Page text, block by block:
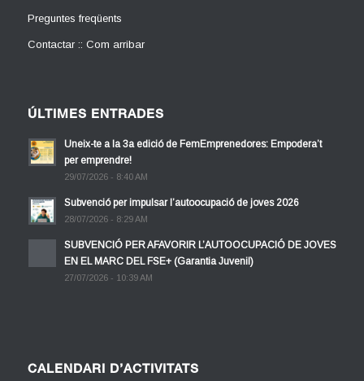
Preguntes freqüents
Contactar :: Com arribar
ÚLTIMES ENTRADES
Uneix-te a la 3a edició de FemEmprenedores: Empodera’t
per emprendre!
29/07/2026 - 8:40 AM
Subvenció per impulsar l’autoocupació de joves 2026
28/07/2026 - 8:29 AM
SUBVENCIÓ PER AFAVORIR L’AUTOOCUPACIÓ DE JOVES
EN EL MARC DEL FSE+ (Garantia Juvenil)
27/07/2026 - 10:39 AM
CALENDARI D’ACTIVITATS